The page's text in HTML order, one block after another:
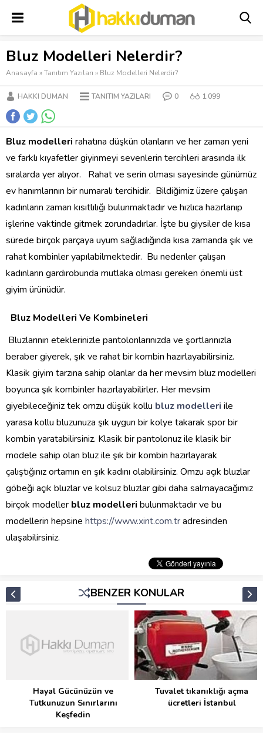
Bluz Modelleri Nelerdir?
Anasayfa »Tanıtım Yazıları » Bluz Modelleri Nelerdir?
HAKKI DUMAN TANITIM YAZILARI 0 1.099
Bluz modelleri rahatına düşkün olanların ve her zaman yeni
ve farklı kıyafetler giyinmeyi sevenlerin tercihleri arasında ilk
sıralarda yer alıyor. Rahat ve serin olması sayesinde günümüz
ev hanımlarının bir numaralı tercihidir. Bildiğimiz üzere çalışan
kadınların zaman kısıtlılığı bulunmaktadır ve hızlıca hazırlanıp
işlerine vaktinde gitmek zorundadırlar. İşte bu giysiler de kısa
sürede birçok parçaya uyum sağladığında kısa zamanda şık ve
rahat kombinler yapılabilmektedir. Bu nedenler çalışan
kadınların gardırobunda mutlaka olması gereken önemli üst
giyim ürünüdür.
Bluz Modelleri Ve Kombineleri
Bluzlarının eteklerinizle pantolonlarınızda ve şortlarınızla
beraber giyerek, şık ve rahat bir kombin hazırlayabilirsiniz.
Klasik giyim tarzına sahip olanlar da her mevsim bluz modelleri
boyunca şık kombinler hazırlayabilirler. Her mevsim
giyebileceğiniz tek omzu düşük kollu bluz modelleri ile
yarasa kollu bluzunuza şık uygun bir kolye takarak spor bir
kombin yaratabilirsiniz. Klasik bir pantolonuz ile klasik bir
modele sahip olan bluz ile şık bir kombin hazırlayarak
çalıştığınız ortamın en şık kadını olabilirsiniz. Omzu açık bluzlar
göbeği açık bluzlar ve kolsuz bluzlar gibi daha salmayacağımız
birçok modeller bluz modelleri bulunmaktadır ve bu
modellerin hepsine https://www.xint.com.tradresinden
ulaşabilirsiniz.
BENZER KONULAR
Hayal Gücünüzün ve
Tutkunuzun Sınırlarını
Keşfedin
Tuvalet tıkanıklığı açma
ücretleri İstanbul